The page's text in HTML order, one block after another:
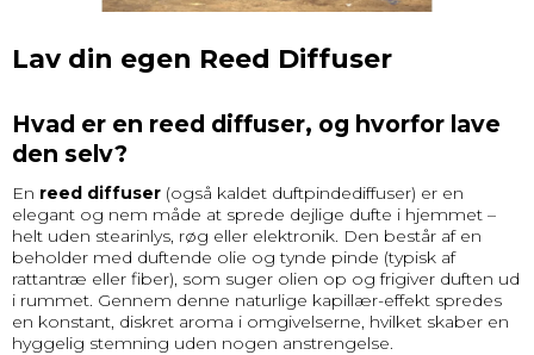
Lav din egen Reed Diffuser
Hvad er en reed diffuser, og hvorfor lave
den selv?
En reed diffuser (også kaldet duftpindediffuser) er en
elegant og nem måde at sprede dejlige dufte i hjemmet –
helt uden stearinlys, røg eller elektronik. Den består af en
beholder med duftende olie og tynde pinde (typisk af
rattantræ eller fiber), som suger olien op og frigiver duften ud
i rummet. Gennem denne naturlige kapillær-effekt spredes
en konstant, diskret aroma i omgivelserne, hvilket skaber en
hyggelig stemning uden nogen anstrengelse.